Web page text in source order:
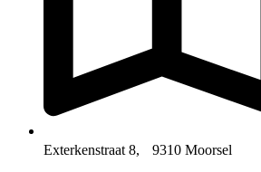
Exterkenstraat 8, 9310 Moorsel